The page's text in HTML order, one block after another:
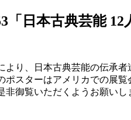
日本古典芸能 12
より、日本古典芸能の伝承
スターはアメリカでの展
御覧いただくようお願いし